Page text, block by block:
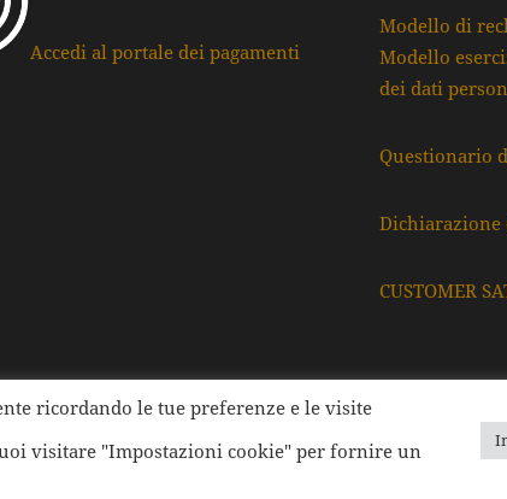
Accedi al portale dei pagamenti
Modello di
Modello
dei dati
Questionario
Dichiarazione
CUSTOMER
di Ravenna | Tutti i diritti Riservati | Cod.F. e P.Iva:
ricordando le tue preferenze e le visite
visitare "Impostazioni cookie" per fornire un